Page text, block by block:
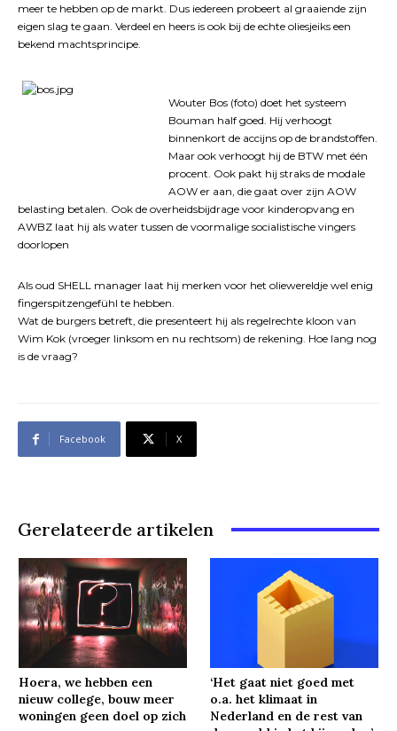
meer te hebben op de markt. Dus iedereen probeert al graaiende zijn
eigen slag te gaan. Verdeel en heers is ook bij de echte oliesjeiks een
bekend machtsprincipe.
Wouter Bos (foto) doet het systeem
Bouman half goed. Hij verhoogt
binnenkort de accijns op de brandstoffen.
Maar ook verhoogt hij de BTW met één
procent. Ook pakt hij straks de modale
AOW er aan, die gaat over zijn AOW
belasting betalen. Ook de overheidsbijdrage voor kinderopvang en
AWBZ laat hij als water tussen de voormalige socialistische vingers
doorlopen
Als oud SHELL manager laat hij merken voor het oliewereldje wel enig
fingerspitzengefühl te hebben.
Wat de burgers betreft, die presenteert hij als regelrechte kloon van
Wim Kok (vroeger linksom en nu rechtsom) de rekening. Hoe lang nog
is de vraag?
Facebook X
Gerelateerde artikelen
Hoera, we hebben een
nieuw college, bouw meer
woningen geen doel op zich
‘Het gaat niet goed met
o.a. het klimaat in
Nederland en de rest van